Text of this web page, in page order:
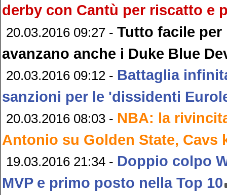
derby con Cantù per riscatto e
20.03.2016 09:27 - Tutto facile per
avanzano anche i Duke Blue
20.03.2016 09:12 - Battaglia
sanzioni per le 'dissidenti
20.03.2016 08:03 - NBA: la
Antonio su Golden State, Cavs
19.03.2016 21:34 - Doppio colpo
MVP e primo posto nella Top 10